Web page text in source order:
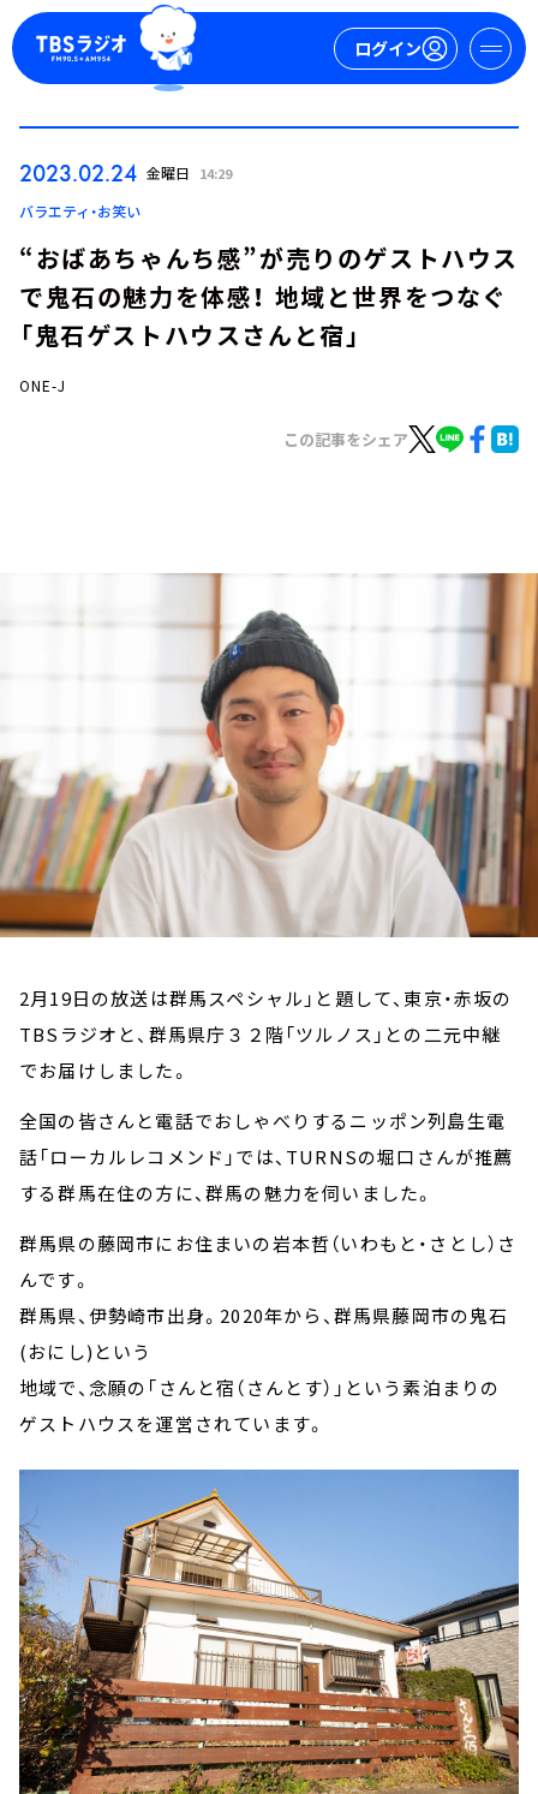
ログイン
ログイン
イベント・グッズ
2023.02.24 金曜日 14:29
バラエティ・お笑い
“おばあちゃんち感”が売りのゲストハウス
で鬼石の魅力を体感！ 地域と世界をつなぐ
「鬼石ゲストハウスさんと宿」
ONE-J
この記事をシェア
2月19日の放送は群馬スペシャル」と題して、東京・赤坂の
TBSラジオと、群馬県庁３２階「ツルノス」との二元中継
でお届けしました。
全国の皆さんと電話でおしゃべりするニッポン列島生電
話「ローカルレコメンド」では、TURNSの堀口さんが推薦
する群馬在住の方に、群馬の魅力を伺いました。
群馬県の藤岡市にお住まいの岩本哲（いわもと・さとし）さ
んです。
群馬県、伊勢崎市出身。2020年から、群馬県藤岡市の鬼石
(おにし)という
地域で、念願の「さんと宿（さんとす）」という素泊まりの
ゲストハウスを運営されています。